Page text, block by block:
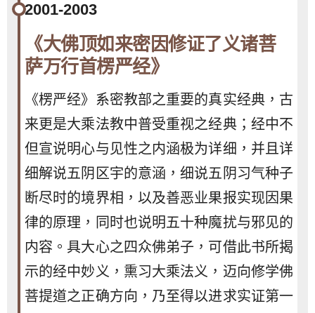
2001-2003
《大佛顶如来密因修证了义诸菩
萨万行首楞严经》
《楞严经》系密教部之重要的真实经典，古
来更是大乘法教中普受重视之经典；经中不
但宣说明心与见性之内涵极为详细，并且详
细解说五阴区宇的意涵，细说五阴习气种子
断尽时的境界相，以及善恶业果报实现因果
律的原理，同时也说明五十种魔扰与邪见的
内容。具大心之四众佛弟子，可借此书所揭
示的经中妙义，熏习大乘法义，迈向修学佛
菩提道之正确方向，乃至得以进求实证第一